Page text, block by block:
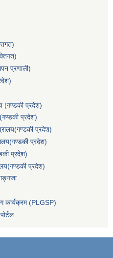
प्रणाली)
(गण्डकी प्रदेश)
प्रदेश)
प्रदेश)
प्रदेश)
प्रदेश)
प्रदेश)
कार्यक्रम (PLGSP)